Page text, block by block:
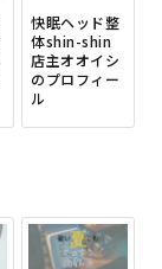
快眠ヘッド整
体shin-shin
店主オオイシ
のプロフィー
ル